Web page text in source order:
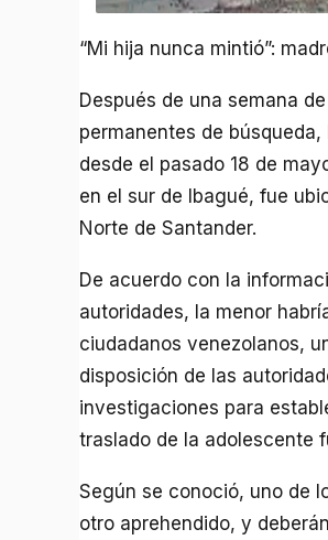
“Mi hija nunca mintió”:
Después de una semana
permanentes de
desde el pasado 18 de
en el sur de Ibagué, fue
Norte de Santander.
De acuerdo con la
autoridades, la menor
ciudadanos venezolanos,
disposición de las
investigaciones para
traslado de la adolescente
Según se conoció, uno de
otro aprehendido, y